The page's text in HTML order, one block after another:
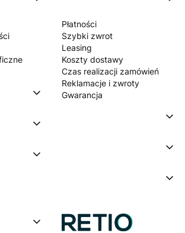
Płatności
Szybki zwrot
Leasing
Koszty dostawy
Czas realizacji zamówień
Reklamacje i zwroty
Gwarancja